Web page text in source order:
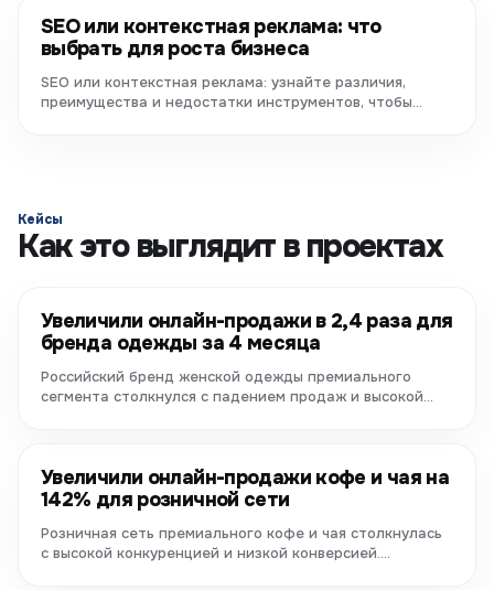
SEO или контекстная реклама: что
выбрать для роста бизнеса
SEO или контекстная реклама: узнайте различия,
преимущества и недостатки инструментов, чтобы
Кейсы
Как это выглядит в проектах
Увеличили онлайн-продажи в 2,4 раза для
бренда одежды за 4 месяца
Российский бренд женской одежды премиального
сегмента столкнулся с падением продаж и высокой
Увеличили онлайн-продажи кофе и чая на
142% для розничной сети
Розничная сеть премиального кофе и чая столкнулась
с высокой конкуренцией и низкой конверсией.